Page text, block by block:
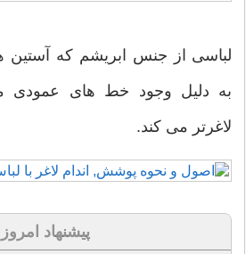
لباسی از جنس ابریشم که
به دلیل وجود خط های عمودی
لاغرتر می کند.
پیشنهاد امروز